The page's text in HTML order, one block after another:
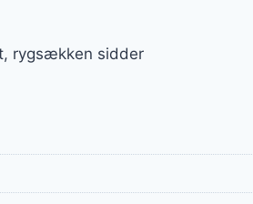
rygsækken sidder